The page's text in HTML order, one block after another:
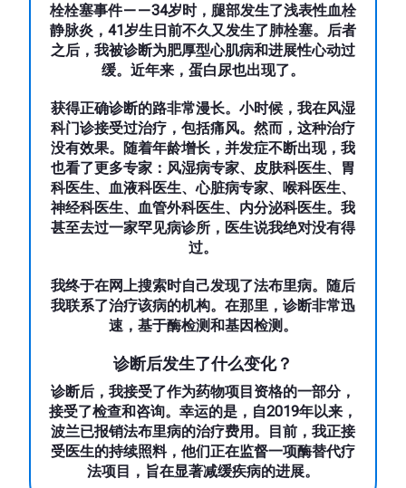
栓栓塞事件——34岁时，腿部发生了浅表性血栓
静脉炎，41岁生日前不久又发生了肺栓塞。后者
之后，我被诊断为肥厚型心肌病和进展性心动过
缓。近年来，蛋白尿也出现了。
获得正确诊断的路非常漫长。小时候，我在风湿
科门诊接受过治疗，包括痛风。然而，这种治疗
没有效果。随着年龄增长，并发症不断出现，我
也看了更多专家：风湿病专家、皮肤科医生、胃
科医生、血液科医生、心脏病专家、喉科医生、
神经科医生、血管外科医生、内分泌科医生。我
甚至去过一家罕见病诊所，医生说我绝对没有得
过。
我终于在网上搜索时自己发现了法布里病。随后
我联系了治疗该病的机构。在那里，诊断非常迅
速，基于酶检测和基因检测。
诊断后发生了什么变化？
诊断后，我接受了作为药物项目资格的一部分，
接受了检查和咨询。幸运的是，自2019年以来，
波兰已报销法布里病的治疗费用。目前，我正接
受医生的持续照料，他们正在监督一项酶替代疗
法项目，旨在显著减缓疾病的进展。